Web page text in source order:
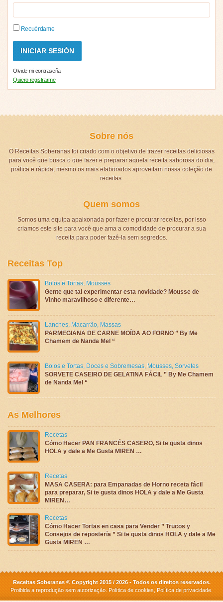
Recuérdame
Olvide mi contraseña
Quiero registrarme
Sobre nós
O Receitas Soberanas foi criado com o objetivo de trazer receitas deliciosas
para você que busca o que fazer e preparar aquela receita saborosa do dia,
prática e rápida, mesmo os mais elaborados aproveitam nossa coleção de
receitas.
Quem somos
Somos uma equipa apaixonada por fazer e procurar receitas, por isso
criamos este site para você que ama a comodidade de procurar a sua
receita para poder fazê-la sem segredos.
Receitas Top
Bolos e Tortas, Mousses
Gente que tal experimentar esta novidade? Mousse de
Vinho maravilhoso e diferente…
Lanches, Macarrão, Massas
PARMEGIANA DE CARNE MOÍDA AO FORNO ” By Me
Chamem de Nanda Mel “
Bolos e Tortas, Doces e Sobremesas, Mousses, Sorvetes
SORVETE CASEIRO DE GELATINA FÁCIL ” By Me Chamem
de Nanda Mel “
As Melhores
Recetas
Cómo Hacer PAN FRANCÉS CASERO, Si te gusta dinos
HOLA y dale a Me Gusta MIREN …
Recetas
MASA CASERA: para Empanadas de Horno receta fácil
para preparar, Si te gusta dinos HOLA y dale a Me Gusta
MIREN…
Recetas
Cómo Hacer Tortas en casa para Vender ” Trucos y
Consejos de repostería ” Si te gusta dinos HOLA y dale a Me
Gusta MIREN …
Receitas Soberanas © Copyright 2015 / 2026 - Todos os direitos reservados.
Proibida a reprodução sem autorização. Política de cookies, Política de privacidade.